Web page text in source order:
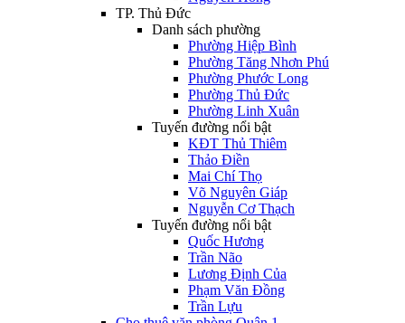
TP. Thủ Đức
Danh sách phường
Phường Hiệp Bình
Phường Tăng Nhơn Phú
Phường Phước Long
Phường Thủ Đức
Phường Linh Xuân
Tuyến đường nổi bật
KĐT Thủ Thiêm
Thảo Điền
Mai Chí Thọ
Võ Nguyên Giáp
Nguyễn Cơ Thạch
Tuyến đường nổi bật
Quốc Hương
Trần Não
Lương Định Của
Phạm Văn Đồng
Trần Lựu